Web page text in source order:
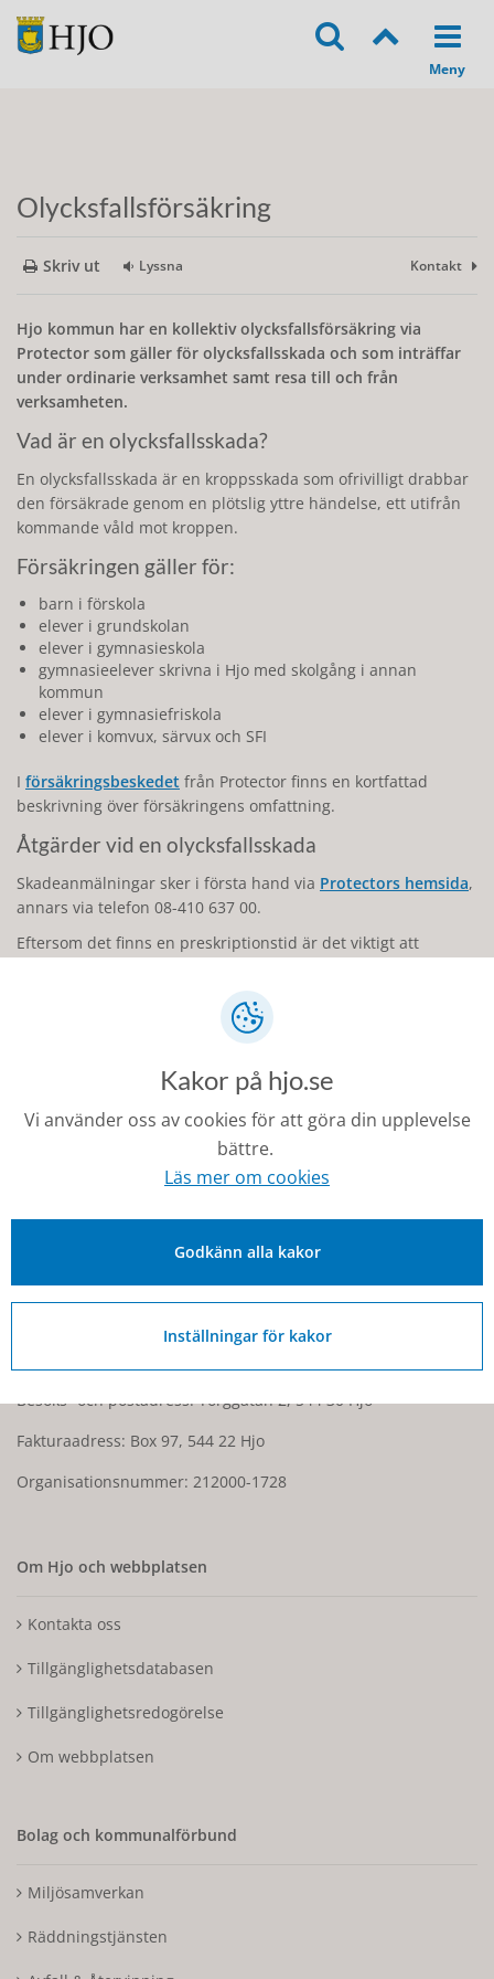
Olycksfallsförsäkring
Skriv ut Lyssna Kontakt
Hjo kommun har en kollektiv olycksfallsförsäkring via
Protector som gäller för olycksfallsskada och som inträffar
under ordinarie verksamhet samt resa till och från
verksamheten.
Vad är en olycksfallsskada?
En olycksfallsskada är en kroppsskada som ofrivilligt drabbar
den försäkrade genom en plötslig yttre händelse, ett utifrån
kommande våld mot kroppen.
Försäkringen gäller för:
barn i förskola
elever i grundskolan
elever i gymnasieskola
gymnasieelever skrivna i Hjo med skolgång i annan
kommun
elever i gymnasiefriskola
elever i komvux, särvux och SFI
I försäkringsbeskedet från Protector finns en kortfattad
beskrivning över försäkringens omfattning.
Åtgärder vid en olycksfallsskada
Skadeanmälningar sker i första hand via Protectors hemsida,
annars via telefon 08-410 637 00.
Eftersom det finns en preskriptionstid är det viktigt att
ingen ersättning. Lämpligast är att förälder eller annan
vårdnadstagare anmäler skadan till försäkringsbolaget.
Senast ändrad:
Besöks- och postadress: Torggatan 2, 544 30 Hjo
Fakturaadress: Box 97, 544 22 Hjo
Organisationsnummer: 212000-1728
Om Hjo och webbplatsen
Kontakta oss
Tillgänglighetsdatabasen
Tillgänglighetsredogörelse
Om webbplatsen
Bolag och kommunalförbund
Miljösamverkan
Räddningstjänsten
Kakor på hjo.se
Vi använder oss av cookies för att göra din upplevelse
bättre.
Läs mer om cookies
Godkänn alla kakor
Inställningar för kakor